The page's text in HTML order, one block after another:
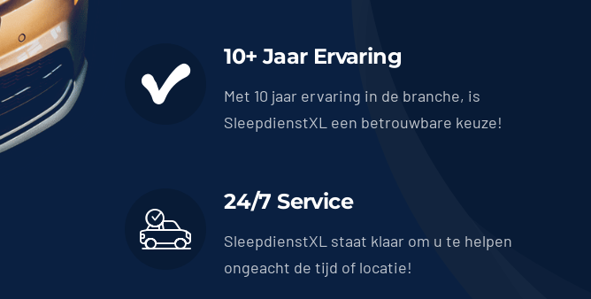
10+ Jaar Ervaring
Met 10 jaar ervaring in de branche, is
SleepdienstXL een betrouwbare keuze!
24/7 Service
SleepdienstXL staat klaar om u te helpen
ongeacht de tijd of locatie!